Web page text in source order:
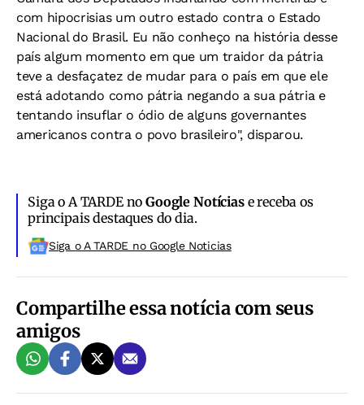
com hipocrisias um outro estado contra o Estado
Nacional do Brasil. Eu não conheço na história desse
país algum momento em que um traidor da pátria
teve a desfaçatez de mudar para o país em que ele
está adotando como pátria negando a sua pátria e
tentando insuflar o ódio de alguns governantes
americanos contra o povo brasileiro", disparou.
Siga o A TARDE noGoogle Notíciase receba os
principais destaques do dia.
Siga o A TARDE no Google Noticias
Compartilhe essa notícia com seus
amigos